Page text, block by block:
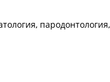
пародонтология,